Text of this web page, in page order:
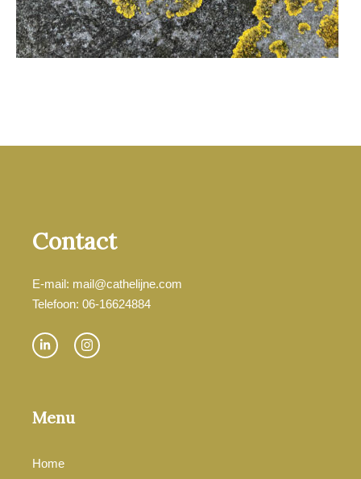
Contact
E-mail: mail@cathelijne.com
Telefoon: 06-16624884
Menu
Home